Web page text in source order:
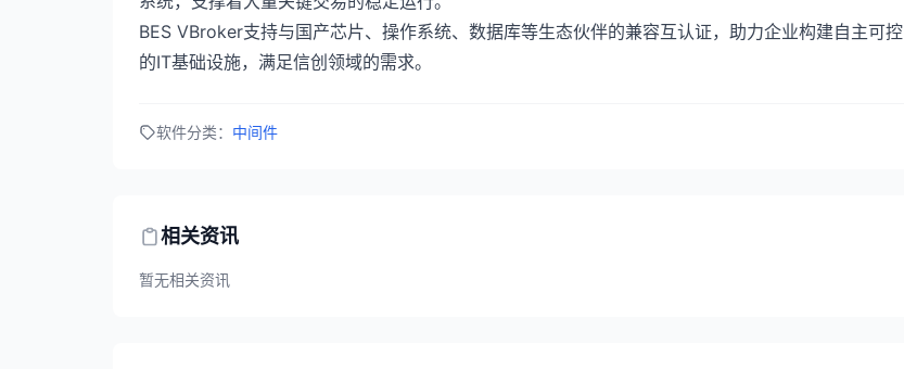
BES VBroker支持与国产芯片、操作系统、数据库等生态伙伴的兼容互认证，助力企业构建自主可控
的IT基础设施，满足信创领域的需求。
软件分类： 中间件
相关资讯
暂无相关资讯